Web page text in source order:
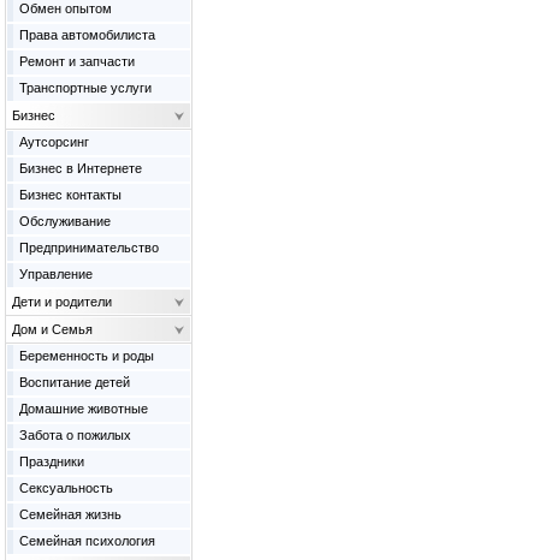
Обмен опытом
Права автомобилиста
Ремонт и запчасти
Транспортные услуги
Бизнес
Аутсорсинг
Бизнес в Интернете
Бизнес контакты
Обслуживание
Предпринимательство
Управление
Дети и родители
Дом и Семья
Беременность и роды
Воспитание детей
Домашние животные
Забота о пожилых
Праздники
Сексуальность
Семейная жизнь
Семейная психология